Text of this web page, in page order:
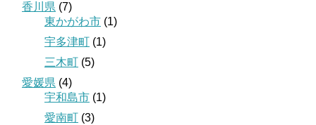
香川県 (7)
東かがわ市 (1)
宇多津町 (1)
三木町 (5)
愛媛県 (4)
宇和島市 (1)
愛南町 (3)